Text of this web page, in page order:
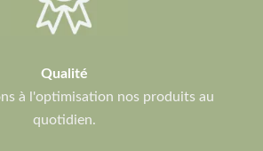
Qualité
à l'optimisation nos produits au
quotidien.